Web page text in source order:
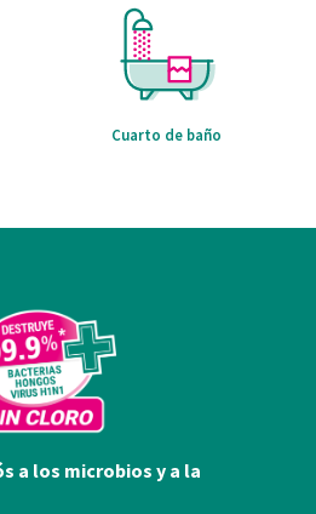
Cuarto de baño
a los microbios y a la